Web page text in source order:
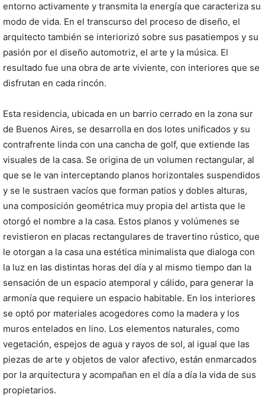
entorno activamente y transmita la energía que caracteriza su
modo de vida. En el transcurso del proceso de diseño, el
arquitecto también se interiorizó sobre sus pasatiempos y su
pasión por el diseño automotriz, el arte y la música. El
resultado fue una obra de arte viviente, con interiores que se
disfrutan en cada rincón.
Esta residencia, ubicada en un barrio cerrado en la zona sur
de Buenos Aires, se desarrolla en dos lotes unificados y su
contrafrente linda con una cancha de golf, que extiende las
visuales de la casa. Se origina de un volumen rectangular, al
que se le van interceptando planos horizontales suspendidos
y se le sustraen vacíos que forman patios y dobles alturas,
una composición geométrica muy propia del artista que le
otorgó el nombre a la casa. Estos planos y volúmenes se
revistieron en placas rectangulares de travertino rústico, que
le otorgan a la casa una estética minimalista que dialoga con
la luz en las distintas horas del día y al mismo tiempo dan la
sensación de un espacio atemporal y cálido, para generar la
armonía que requiere un espacio habitable. En los interiores
se optó por materiales acogedores como la madera y los
muros entelados en lino. Los elementos naturales, como
vegetación, espejos de agua y rayos de sol, al igual que las
piezas de arte y objetos de valor afectivo, están enmarcados
por la arquitectura y acompañan en el día a día la vida de sus
propietarios.